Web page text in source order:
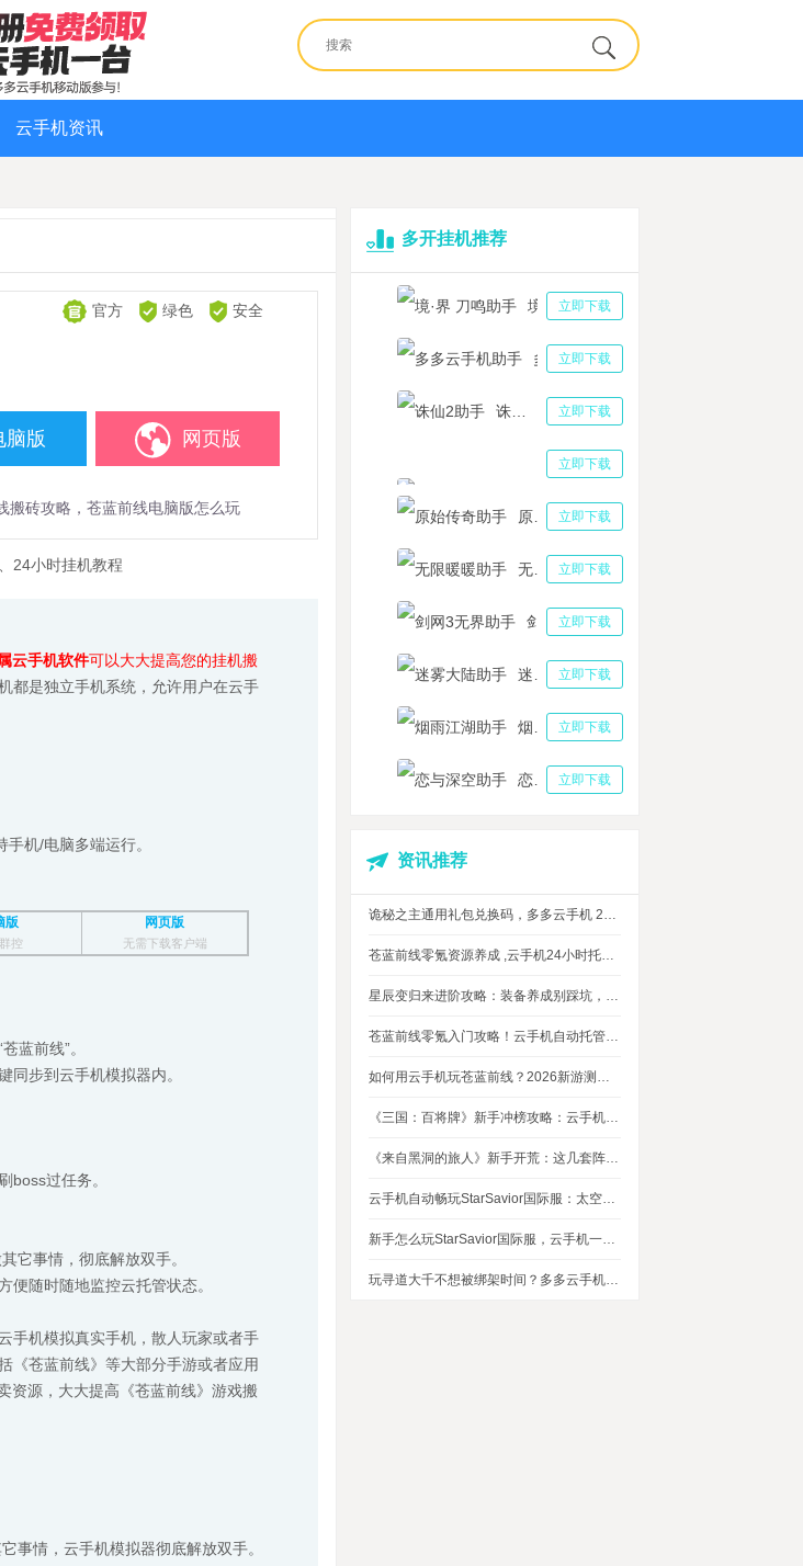
云手机资讯
官方 绿色 安全
脑版 网页版
搬砖攻略，苍蓝前线电脑版怎么玩
24小时挂机教程
云手机软件可以大大提高您的挂机搬
都是独立手机系统，允许用户在云手
机/电脑多端运行。
版
控
网页版
无需下载客户端
蓝前线”。
同步到云手机模拟器内。
boss过任务。
它事情，彻底解放双手。
便随时随地监控云托管状态。
手机模拟真实手机，散人玩家或者手
《苍蓝前线》等大部分手游或者应用
资源，大大提高《苍蓝前线》游戏搬
事情，云手机模拟器彻底解放双手。
多开挂机推荐
立即下载
立即下载
多多云手机助手
立即下载
立即下载
三国志战略版助手
立即下载
立即下载
立即下载
立即下载
立即下载
立即下载
资讯推荐
诡秘之主通用礼包兑换码，多多云手机 24 小时挂机攻略
苍蓝前线零氪资源养成 ,云手机24小时托管，上班自动肝资源
星辰变归来进阶攻略：装备养成别踩坑，这几个技巧让你省下80%资源
苍蓝前线零氪入门攻略！云手机自动托管，24小时自动刷资源不掉队
如何用云手机玩苍蓝前线？2026新游测评，新手入坑玩法指南
《三国：百将牌》新手冲榜攻略：云手机多开挂机，轻松拿捏牌局优势
《来自黑洞的旅人》新手开荒：这几套阵容，实测好用
云手机自动畅玩StarSavior国际服：太空星战到底值不值得入坑
新手怎么玩StarSavior国际服，云手机一键搞定
玩寻道大千不想被绑架时间？多多云手机帮我自动挂机平衡游戏和生活